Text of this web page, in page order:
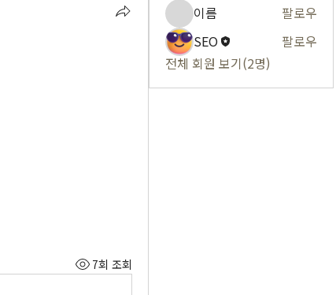
7회 조회
이름
팔로우
SEO
팔로우
전체 회원 보기(2명)